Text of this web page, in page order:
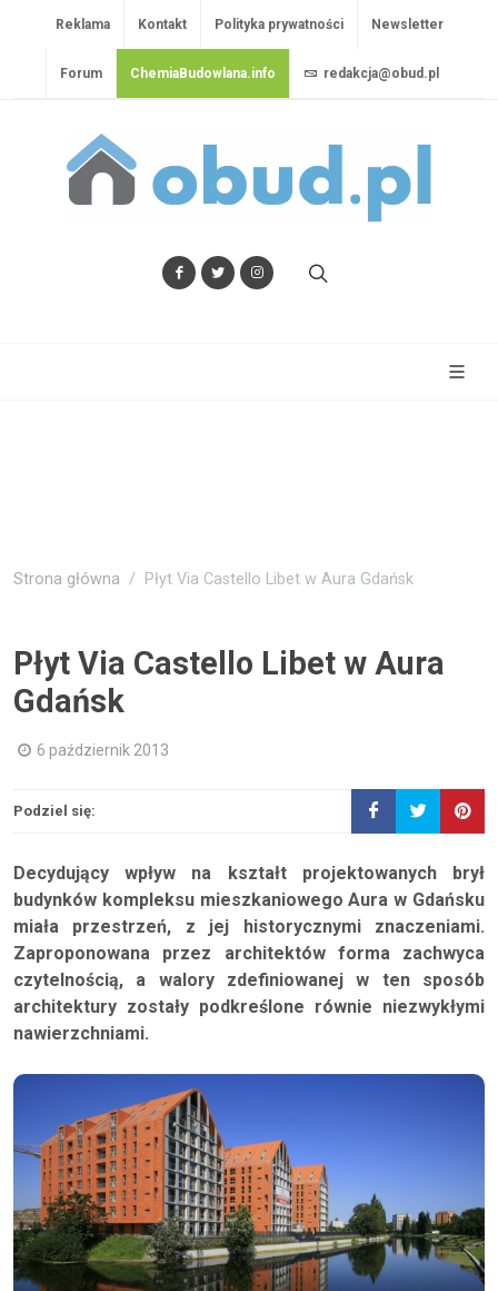
Reklama Kontakt Polityka prywatności Newsletter
Forum ChemiaBudowlana.info redakcja@obud.pl
Strona główna Płyt Via Castello Libet w Aura Gdańsk
Płyt Via Castello Libet w Aura
Gdańsk
6 październik 2013
Podziel się:
Decydujący wpływ na kształt projektowanych brył
budynków kompleksu mieszkaniowego Aura w Gdańsku
miała przestrzeń, z jej historycznymi znaczeniami.
Zaproponowana przez architektów forma zachwyca
czytelnością, a walory zdefiniowanej w ten sposób
architektury zostały podkreślone równie niezwykłymi
nawierzchniami.